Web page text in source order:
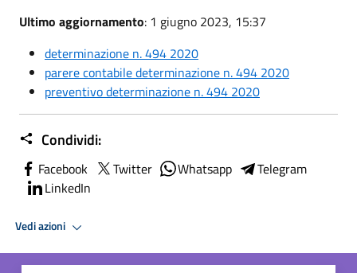
Ultimo aggiornamento: 1 giugno 2023, 15:37
determinazione n. 494 2020
parere contabile determinazione n. 494 2020
preventivo determinazione n. 494 2020
Condividi:
Facebook Twitter Whatsapp
Telegram
LinkedIn
Vedi azioni